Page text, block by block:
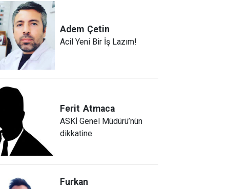
Adem Çetin
Acil Yeni Bir İş Lazım!
Ferit Atmaca
ASKİ Genel Müdürü’nün
dikkatine
Furkan